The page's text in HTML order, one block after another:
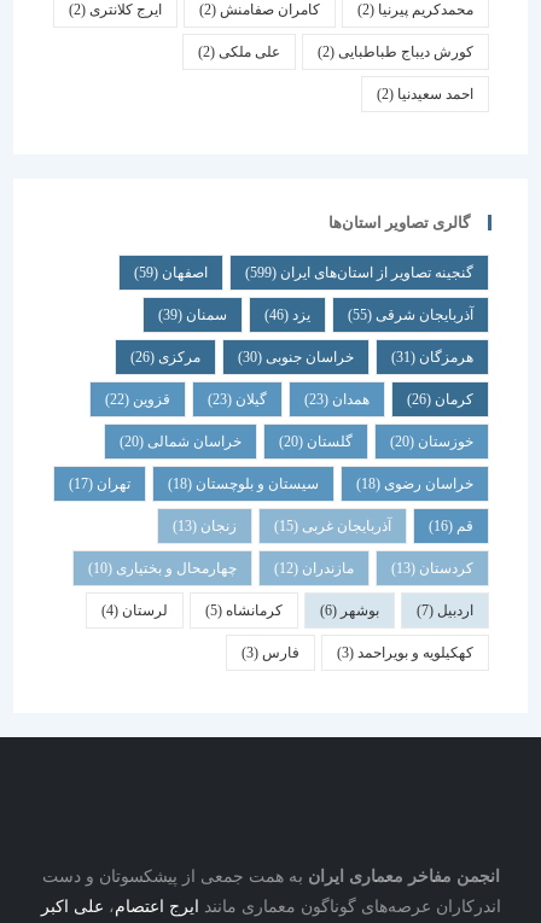
محمدکریم پیرنیا (2) کامران صفامنش(2) ایرج کلانتری (2)
کورش دیباج طباطبایی(2) علی ملکی(2)
احمد سعیدنیا (2)
گالری تصاویر استان‌ها
گنجینه تصاویر از استان‌های ایران(599) اصفهان (59)
آذربایجان شرقی(55) یزد سمنان (39)
هرمزگان(31) خراسان جنوبی(30) مرکزی (26)
همدان گیلان قزوین
خوزستان(20) گلستان (20) خراسان شمالی(20)
خراسان رضوی(18) سیستان و بلوچستان(18) تهران
آذربایجان غربی(15) زنجان
کردستان(13) مازندران(12) چهارمحال و بختیاری (10)
بوشهر کرمانشاه(5) لرستان (4)
کهکیلویه و بویراحمد(3) فارس
مفاخر معماری ایرانبه همت جمعی از پیشکسوتان و دست
عرصه‌های گوناگون معماری مانندایرج اعتصام،علی اکبر